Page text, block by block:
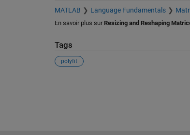
MATLAB Language Fundamentals
En savoir plus sur Resizing and Reshaping
Tags
polyfit